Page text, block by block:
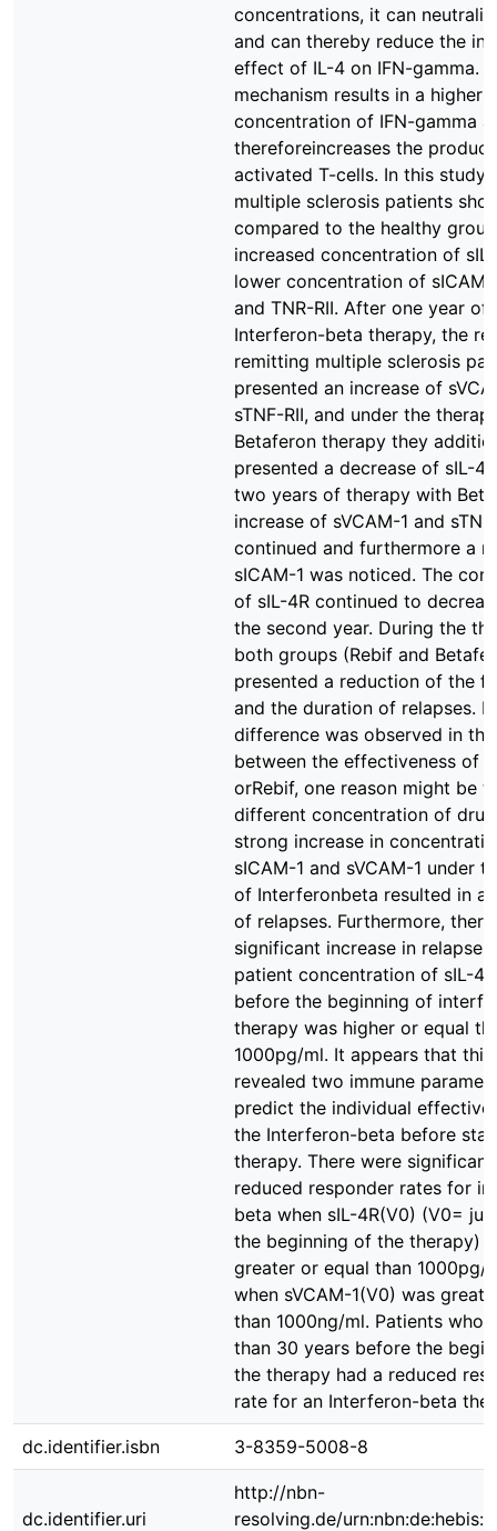
concentrations, it can
and can thereby reduce the
effect of IL-4 on IFN-gamma.
mechanism results in a higher
concentration of IFN-gamma
thereforeincreases the
activated T-cells. In this study
multiple sclerosis patients
compared to the healthy
increased concentration of
lower concentration of sICAM-
and TNR-RII. After one year of
Interferon-beta therapy, the
remitting multiple sclerosis
presented an increase of
sTNF-RII, and under the
Betaferon therapy they
presented a decrease of sIL-
two years of therapy with
increase of sVCAM-1 and
continued and furthermore a
sICAM-1 was noticed. The
of sIL-4R continued to
the second year. During the
both groups (Rebif and
presented a reduction of the
and the duration of relapses.
difference was observed in
between the effectiveness of
orRebif, one reason might be
different concentration of
strong increase in
sICAM-1 and sVCAM-1 under
of Interferonbeta resulted in a
of relapses. Furthermore,
significant increase in
patient concentration of sIL-
before the beginning of
therapy was higher or equal
1000pg/ml. It appears that
revealed two immune
predict the individual
the Interferon-beta before
therapy. There were
reduced responder rates for
beta when sIL-4R(V0) (V0=
the beginning of the therapy)
greater or equal than 1000pg/
when sVCAM-1(V0) was
than 1000ng/ml. Patients who
than 30 years before the
the therapy had a reduced
rate for an Interferon-beta
dc.identifier.isbn 3-8359-5008-8
dc.identifier.uri
http://nbn-
resolving.de/